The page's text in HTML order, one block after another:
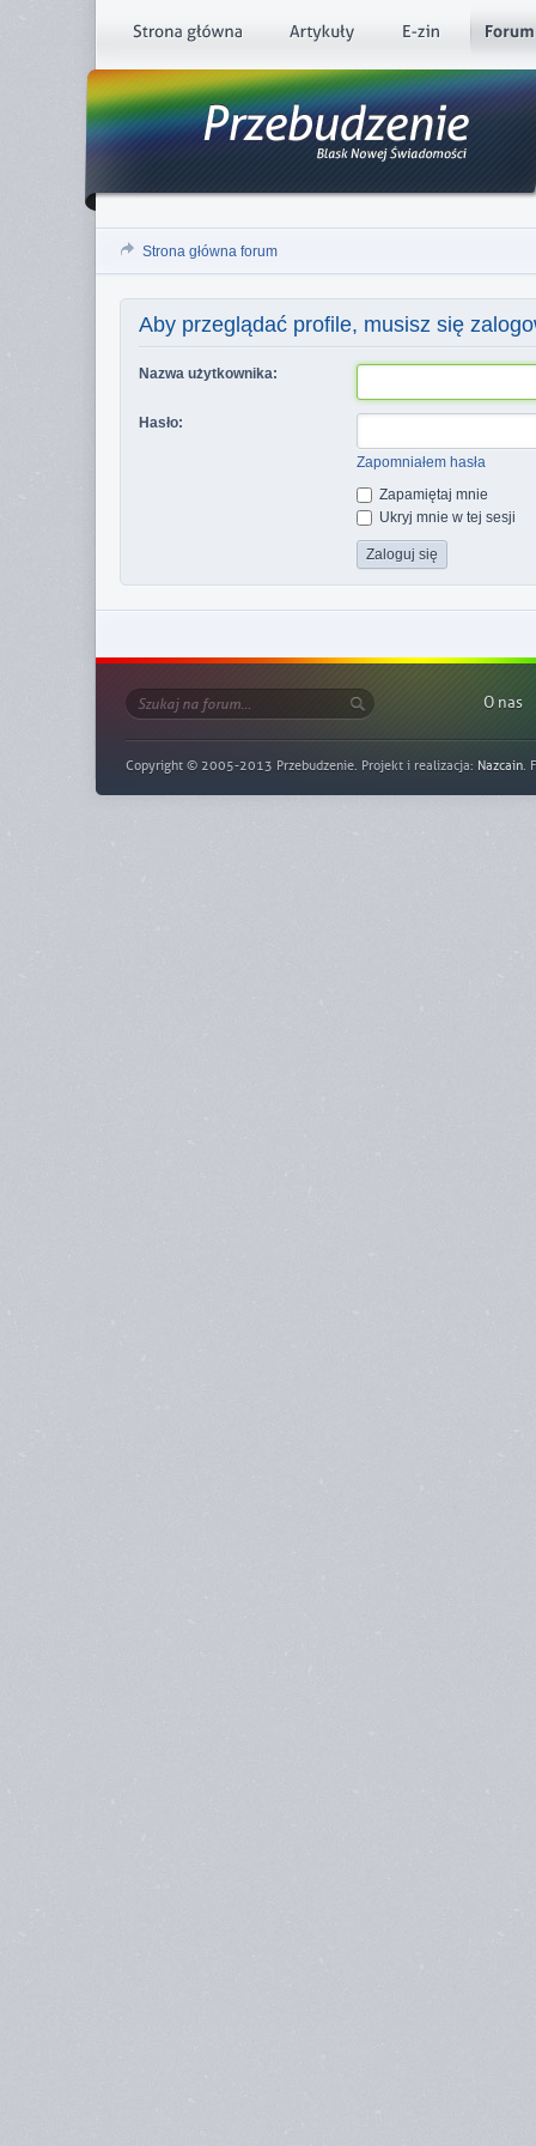
Strona główna forum
Aby przeglądać profile, musisz się
Nazwa użytkownika:
Hasło:
Zapomniałem hasła
Zapamiętaj mnie
Ukryj mnie w tej sesji
O nas
Copyright © 2005-2013 Przebudzenie. Projekt i realizacja: Nazcain.